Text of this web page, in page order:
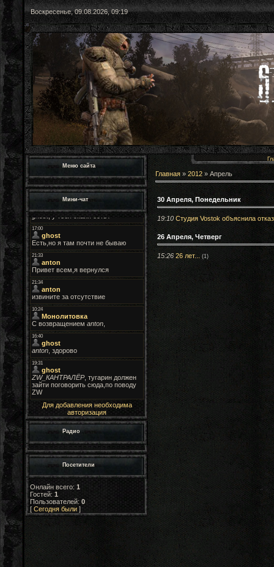
Воскресенье, 09.08.2026, 09:19
Меню сайта
Мини-чат
Для добавления необходима
авторизация
Радио
Посетители
Онлайн всего: 1
Гостей: 1
Пользователей: 0
[ Сегодня были ]
Главная » 2012 » Апрель
30 Апреля, Понедельник
19:10 Студия Vostok объяснила
26 Апреля, Четверг
15:26 26 лет... (1)